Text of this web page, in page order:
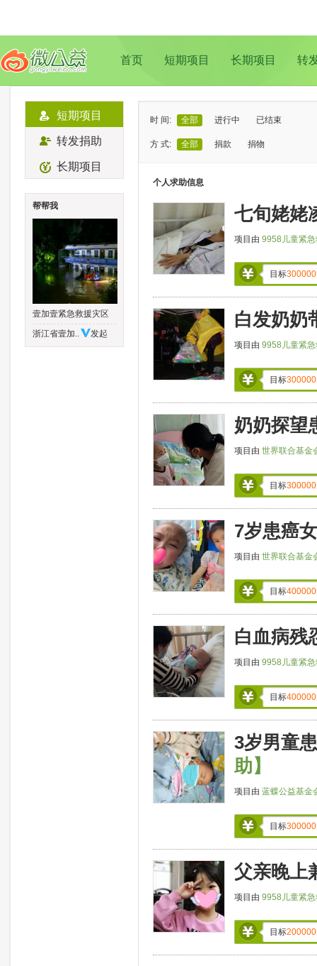
首页 短期项目 长期项目 转
短期项目
转发捐助
长期项目
帮帮我
壹加壹紧急救援灾区
浙江省壹加..
发起
时 间: 全部 进行中 已结束
方 式: 全部 捐款 捐物
地 域: 全部 北京 上海 广州 成
个人求助信息
七旬姥姥
项目由 9958儿童紧
目标300000
白发奶奶
项目由 9958儿童紧
目标300000
奶奶探望
项目由 世界联合基金
目标300000
7岁患癌
项目由 世界联合基金
目标400000
白血病残
项目由 9958儿童紧
目标400000
3岁男童
助】
项目由 蓝蝶公益基金
目标300000
父亲晚上
项目由 9958儿童紧
目标200000